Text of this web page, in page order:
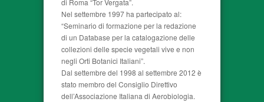
di Roma “Tor Vergata”.
Nel settembre 1997 ha partecipato al:
“Seminario di formazione per la redazione
di un Database per la catalogazione delle
collezioni delle specie vegetali vive e non
negli Orti Botanici Italiani”.
Dal settembre del 1998 al settembre 2012 è
stato membro del Consiglio Direttivo
dell’Associazione Italiana di Aerobiologia.